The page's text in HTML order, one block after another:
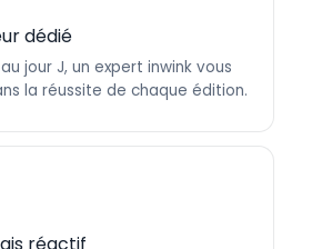
dédié
jour J, un expert inwink vous
la réussite de chaque édition.